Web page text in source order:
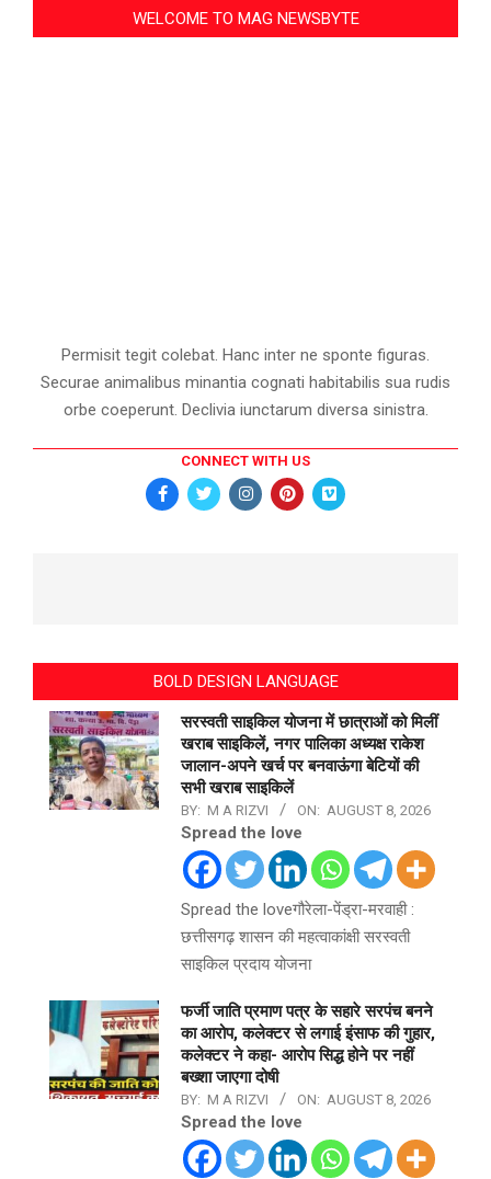
WELCOME TO MAG NEWSBYTE
Permisit tegit colebat. Hanc inter ne sponte figuras.
Securae animalibus minantia cognati habitabilis sua rudis
orbe coeperunt. Declivia iunctarum diversa sinistra.
CONNECT WITH US
BOLD DESIGN LANGUAGE
सरस्वती साइकिल योजना में छात्राओं को मिलीं
खराब साइकिलें, नगर पालिका अध्यक्ष राकेश
जालान-अपने खर्च पर बनवाऊंगा बेटियों की
सभी खराब साइकिलें
BY: M A RIZVI ON: AUGUST 8, 2026
Spread the love
Spread the loveगौरेला-पेंड्रा-मरवाही :
छत्तीसगढ़ शासन की महत्वाकांक्षी सरस्वती
साइकिल प्रदाय योजना
फर्जी जाति प्रमाण पत्र के सहारे सरपंच बनने
का आरोप, कलेक्टर से लगाई इंसाफ की गुहार,
कलेक्टर ने कहा- आरोप सिद्ध होने पर नहीं
बख्शा जाएगा दोषी
BY: M A RIZVI ON: AUGUST 8, 2026
Spread the love